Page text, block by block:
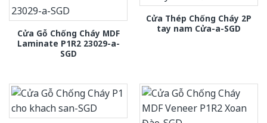
Cửa Gỗ Chống Cháy MDF
Laminate P1R2 23029-a-
SGD
Cửa Thép Chống Cháy 2P
tay nam Cửa-a-SGD